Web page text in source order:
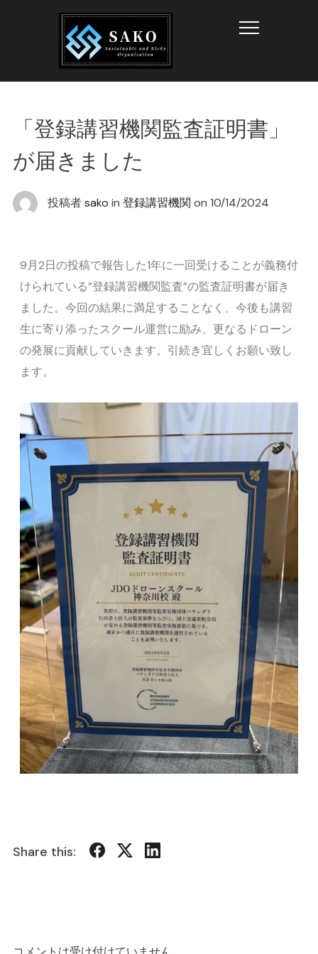
Info
「登録講習機関監査証明書」
が届きました
投稿者sako in 登録講習機関 on 10/14/2024
9月2日の投稿で報告した1年に一回受けることが義務付
けられている”登録講習機関監査”の監査証明書が届き
ました。今回の結果に満足することなく、今後も講習
生に寄り添ったスクール運営に励み、更なるドローン
の発展に貢献していきます。引続き宜しくお願い致し
ます。
Share this: